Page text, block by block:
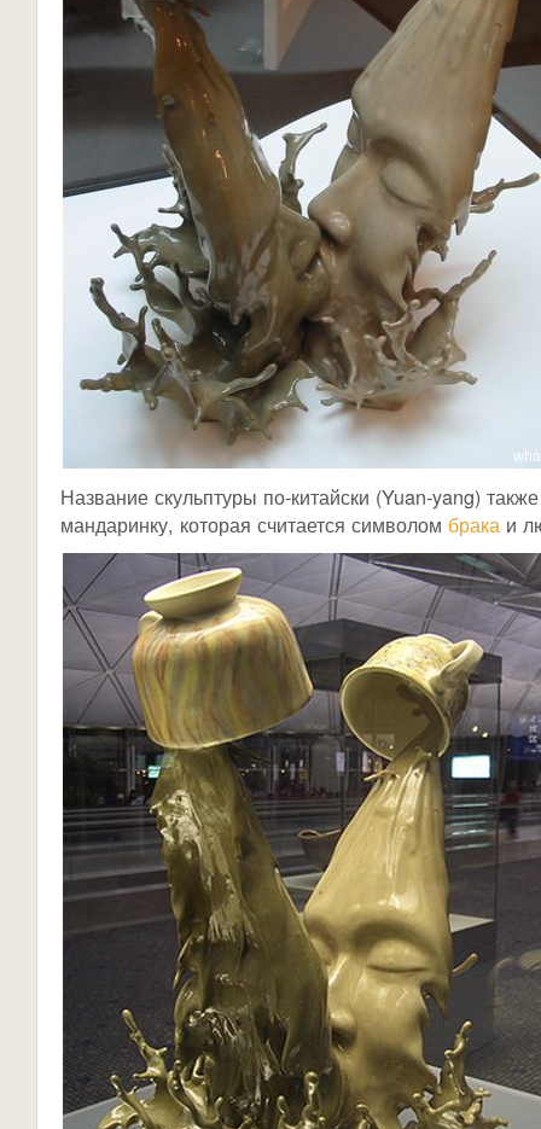
Название скульптуры по-китайски (Yuan-yang)
мандаринку, которая считается символом брака и